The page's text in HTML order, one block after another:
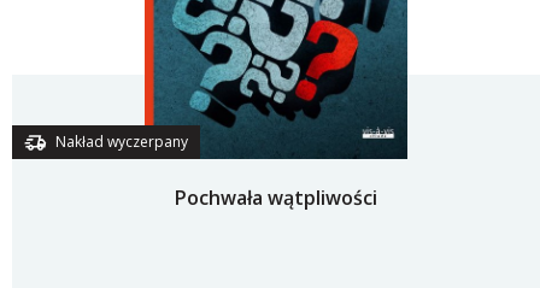
Nakład wyczerpany
Pochwała wątpliwości